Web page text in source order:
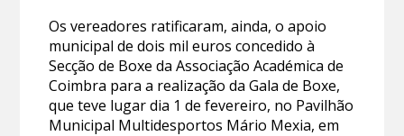
Os vereadores ratificaram, ainda, o apoio
municipal de dois mil euros concedido à
Secção de Boxe da Associação Académica de
Coimbra para a realização da Gala de Boxe,
que teve lugar dia 1 de fevereiro, no Pavilhão
Municipal Multidesportos Mário Mexia, em